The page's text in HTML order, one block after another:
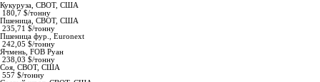
Кукуруза, СВОТ, США
180,7 $/тонну
Пшеница, СВОТ, США
235,71 $/тонну
Пшеница фур.,
Euronext
242,05 $/тонну
Ячмень, FOB Руан
238,03 $/тонну
Соя, СВОТ, США
557 $/тонну